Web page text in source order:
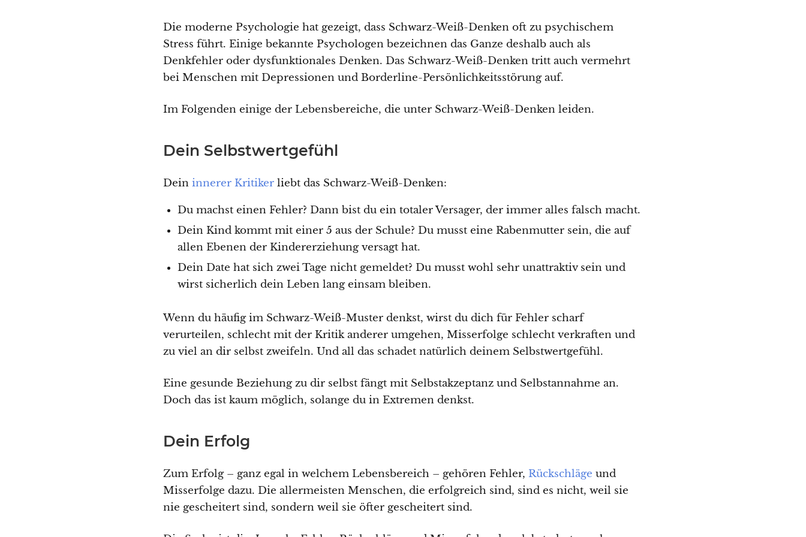
Die moderne Psychologie hat gezeigt, dass Schwarz-Weiß-Denken oft zu psychischem
Stress führt. Einige bekannte Psychologen bezeichnen das Ganze deshalb auch als
Denkfehler oder dysfunktionales Denken. Das Schwarz-Weiß-Denken tritt auch vermehrt
bei Menschen mit Depressionen und Borderline-Persönlichkeitsstörung auf.
Im Folgenden einige der Lebensbereiche, die unter Schwarz-Weiß-Denken leiden.
Dein Selbstwertgefühl
Dein innerer Kritiker liebt das Schwarz-Weiß-Denken:
Du machst einen Fehler? Dann bist du ein totaler Versager, der immer alles falsch macht.
Dein Kind kommt mit einer 5 aus der Schule? Du musst eine Rabenmutter sein, die auf
allen Ebenen der Kindererziehung versagt hat.
Dein Date hat sich zwei Tage nicht gemeldet? Du musst wohl sehr unattraktiv sein und
wirst sicherlich dein Leben lang einsam bleiben.
Wenn du häufig im Schwarz-Weiß-Muster denkst, wirst du dich für Fehler scharf
verurteilen, schlecht mit der Kritik anderer umgehen, Misserfolge schlecht verkraften und
zu viel an dir selbst zweifeln. Und all das schadet natürlich deinem Selbstwertgefühl.
Eine gesunde Beziehung zu dir selbst fängt mit Selbstakzeptanz und Selbstannahme an.
Doch das ist kaum möglich, solange du in Extremen denkst.
Dein Erfolg
Zum Erfolg – ganz egal in welchem Lebensbereich – gehören Fehler, Rückschläge und
Misserfolge dazu. Die allermeisten Menschen, die erfolgreich sind, sind es nicht, weil sie
nie gescheitert sind, sondern weil sie öfter gescheitert sind.